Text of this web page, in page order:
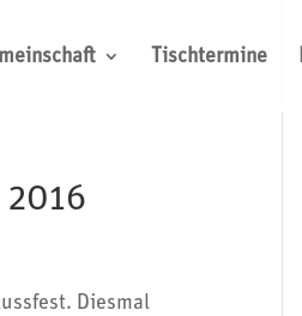
Tischtermine
2016
Diesmal